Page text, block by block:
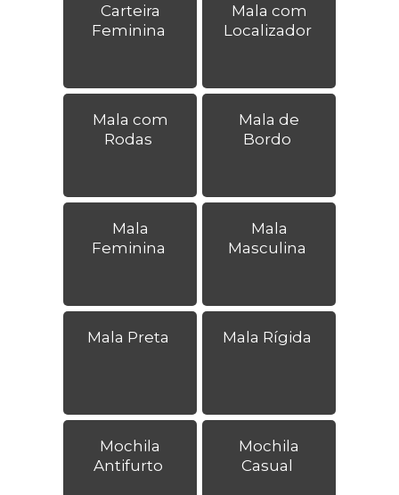
Carteira
Feminina
Mala com
Localizador
Mala com
Rodas
Mala de
Bordo
Mala
Feminina
Mala
Masculina
Mala Preta Mala Rígida
Mochila
Antifurto
Mochila
Casual